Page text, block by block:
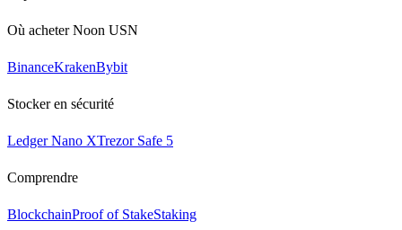
Où acheter Noon USN
BinanceKrakenBybit
Stocker en sécurité
Ledger Nano XTrezor Safe 5
Comprendre
BlockchainProof of StakeStaking